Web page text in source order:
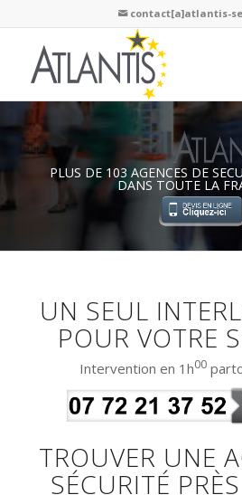
contact[a]atlantis-
PLUS DE 103 AGENCES DE
DANS TOUTE LA
UN SEUL
POUR VOTRE
Intervention en 1h00
TROUVER UNE
SÉCURITÉ